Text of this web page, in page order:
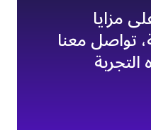
مزايا
تواصل معنا